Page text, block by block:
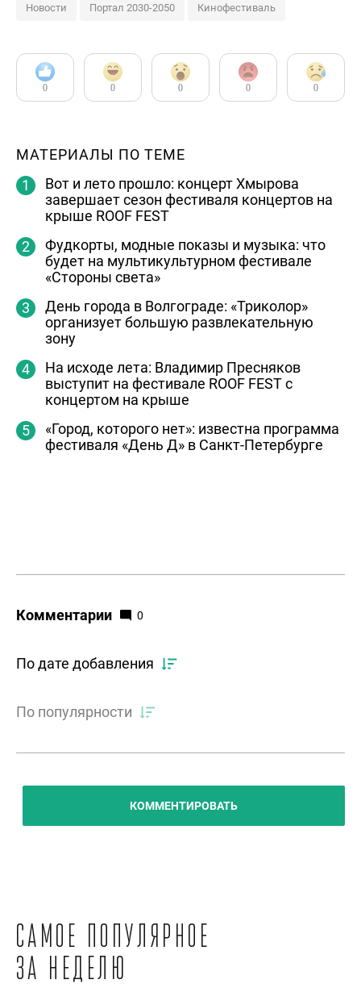
Новости Портал 2030-2050 Кинофестиваль
0 0 0 0 0
МАТЕРИАЛЫ ПО ТЕМЕ
Вот и лето прошло: концерт Хмырова
завершает сезон фестиваля концертов на
крыше ROOF FEST
Фудкорты, модные показы и музыка: что
будет на мультикультурном фестивале
«Стороны света»
День города в Волгограде: «Триколор»
организует большую развлекательную
зону
На исходе лета: Владимир Пресняков
выступит на фестивале ROOF FEST с
концертом на крыше
«Город, которого нет»: известна программа
фестиваля «День Д» в Санкт-Петербурге
Комментарии 0
По дате добавления
По популярности
КОММЕНТИРОВАТЬ
Самое популярное
за неделю